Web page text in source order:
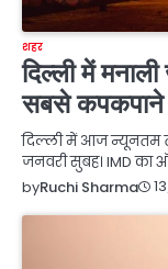
शहर
दिल्ली में
सबसे कपकपाने
दिल्ली में आज न्यूनतम
जनवरी सुबह। IMD का
byRuchi Sharma